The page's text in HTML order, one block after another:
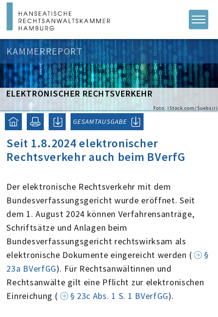
KAMMERREPORT
Foto: iStock.com/Suebsiri
ELEKTRONISCHER RECHTSVERKEHR
GESAMTAUSGABE
Seit 1.8.2024 elektronischer
Rechtsverkehr auch beim BVerfG
Der elektronische Rechtsverkehr mit dem
Bundesverfassungsgericht wurde eröffnet. Seit
dem 1. August 2024 können Verfahrensanträge,
Schriftsätze und Anlagen beim
Bundesverfassungsgericht rechtswirksam als
elektronische Dokumente eingereicht werden (
§
23a BVerfGG). Für Rechtsanwältinnen und
Rechtsanwälte gilt eine Pflicht zur elektronischen
Einreichung (
§ 23c Abs. 1 S. 1 BVerfGG).